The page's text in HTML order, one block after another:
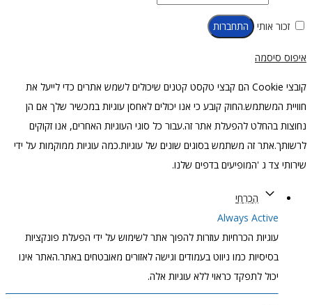
זכור אותי התחברות
איפוס סיסמה
קובצי Cookie הם קבצי טקסט קטנים שיכולים לשמש אתרים כדי לייעל את
חוויית המשתמש.החוק קובע כי אנו יכולים לאחסן עוגיות במכשיר שלך אם הן
נחוצות בהחלט להפעלת אתר זה.עבור כל סוגי העוגיות האחרים, אנו זקוקים
לרשותך.אתר זה משתמש בסוגים שונים של עוגיות.כמה עוגיות ממוקמות על ידי
שירותי צד ג 'המופיעים בדפים שלנו.
הֶכְרֵחִי
Always Active
עוגיות הכרחיות עוזרות להפוך אתר לשימוש על ידי הפעלת פונקציות
בסיסיות כמו ניווט בעמודים וגישה לאזורים מאובטחים באתר.האתר אינו
יכול לתפקד כראוי ללא עוגיות אלה.